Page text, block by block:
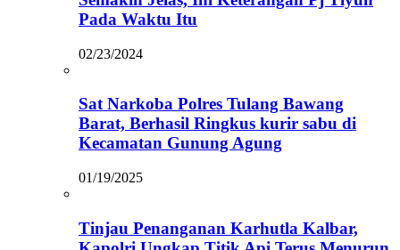
Pada Waktu Itu
02/23/2024
Sat Narkoba Polres Tulang Bawang
Barat, Berhasil Ringkus kurir sabu di
Kecamatan Gunung Agung
01/19/2025
Tinjau Penanganan Karhutla Kalbar,